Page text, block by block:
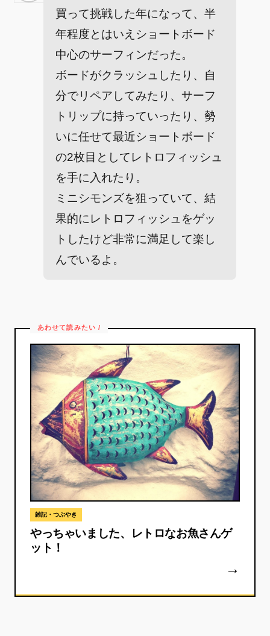
買って挑戦した年になって、半
年程度とはいえショートボード
中心のサーフィンだった。
ボードがクラッシュしたり、自
分でリペアしてみたり、サーフ
トリップに持っていったり、勢
いに任せて最近ショートボード
の2枚目としてレトロフィッシュ
を手に入れたり。
ミニシモンズを狙っていて、結
果的にレトロフィッシュをゲッ
トしたけど非常に満足して楽し
んでいるよ。
雑記・つぶやき
やっちゃいました、レトロなお魚さんゲ
ット！